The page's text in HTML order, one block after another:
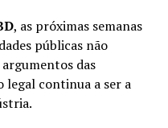
, as próximas semanas
públicas não
das
legal continua a ser a